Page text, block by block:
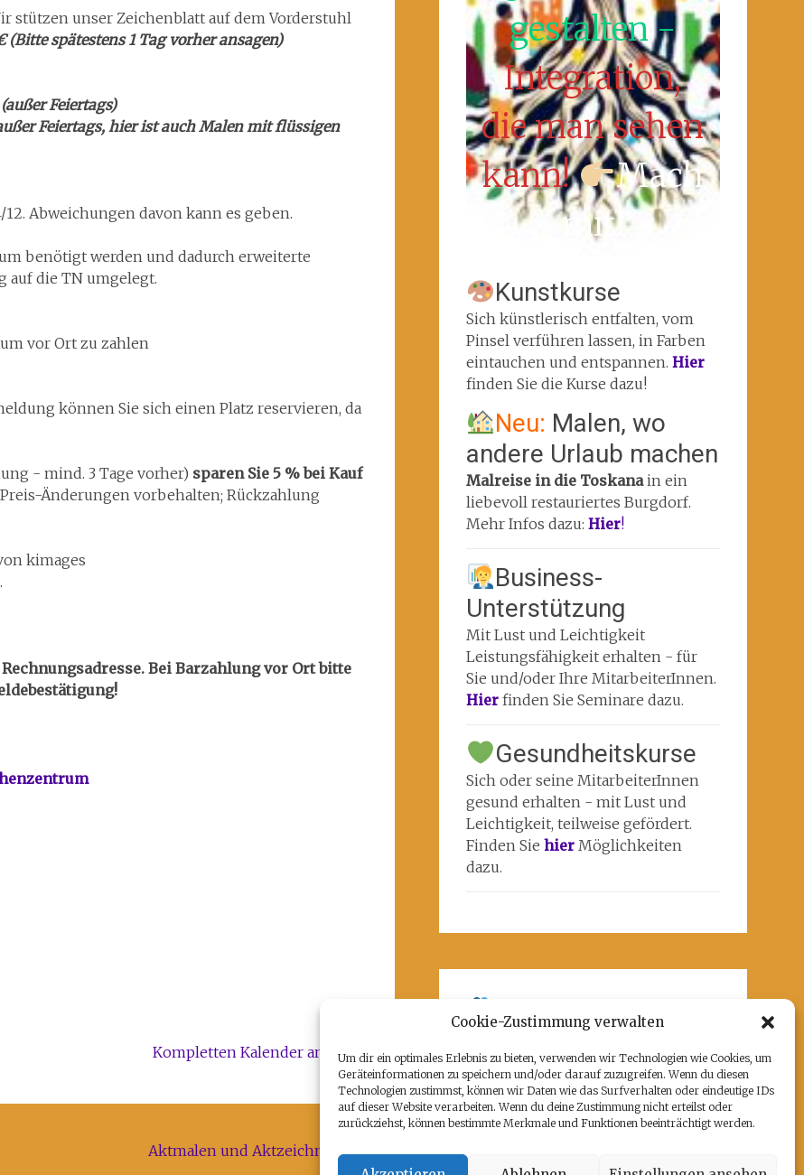
Cookie-Zustimmung verwalten
Um dir ein optimales Erlebnis zu bieten, verwenden wir Technologien wie Cookies, um
Geräteinformationen zu speichern und/oder darauf zuzugreifen. Wenn du diesen
Technologien zustimmst, können wir Daten wie das Surfverhalten oder eindeutige IDs
auf dieser Website verarbeiten. Wenn du deine Zustimmung nicht erteilst oder
zurückziehst, können bestimmte Merkmale und Funktionen beeinträchtigt werden.
stützen unser Zeichenblatt auf dem Vorderstuhl
spätestens 1 Tag vorher ansagen)
Feiertags)
Feiertags, hier ist auch Malen mit flüssigen
Abweichungen davon kann es geben.
benötigt werden und dadurch erweiterte
auf die TN umgelegt.
vor Ort zu zahlen
können Sie sich einen Platz reservieren, da
- mind. 3 Tage vorher) sparen Sie 5 % bei Kauf
Änderungen vorbehalten; Rückzahlung
kimages
Bei Barzahlung vor Ort bitte
Kompletten Kalender ansehen
Aktmalen und Aktzeichnen für alle
15. Juli 2023
gestalten -
Integration,
die man sehen
kann!
Mach
mit!
Kunstkurse
Sich künstlerisch entfalten, vom
Pinsel verführen lassen, in Farben
eintauchen und entspannen. Hier
finden Sie die Kurse dazu!
Neu: Malen, wo
andere Urlaub machen
Malreise in die Toskanain ein
liebevoll restauriertes Burgdorf.
Mehr Infos dazu: Hier!
Business-
Unterstützung
Mit Lust und Leichtigkeit
Leistungsfähigkeit erhalten - für
Sie und/oder Ihre MitarbeiterInnen.
Hier finden Sie Seminare dazu.
Gesundheitskurse
Sich oder seine MitarbeiterInnen
gesund erhalten - mit Lust und
Leichtigkeit, teilweise gefördert.
Finden Sie hier Möglichkeiten
dazu.
Unsere Partner
kreative und künstlerische ♥️von
Potsdam:www.rz-potsdam.deund
mein Atelier 108